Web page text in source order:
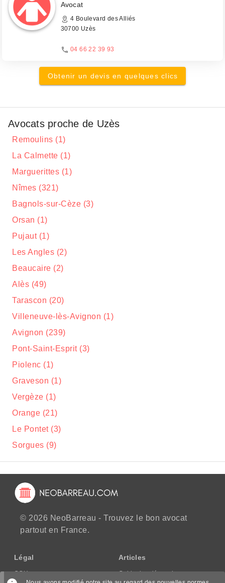
Avocat
4 Boulevard des Alliés
30700 Uzès
04 66 22 39 93
Obtenir un devis en quelques clics
Avocats proche de Uzès
Remoulins (1)
La Calmette (1)
Marguerittes (1)
Nîmes (321)
Bagnols-sur-Cèze (3)
Orsan (1)
Pujaut (1)
Les Angles (2)
Beaucaire (2)
Alès (49)
Tarascon (20)
Villeneuve-lès-Avignon (1)
Avignon (239)
Pont-Saint-Esprit (3)
Piolenc (1)
Graveson (1)
Vergèze (1)
Orange (21)
Le Pontet (3)
Sorgues (9)
© 2026 NeoBarreau - Trouvez le bon avocat
partout en France.
Légal
CGU
Articles
Guide des démarches